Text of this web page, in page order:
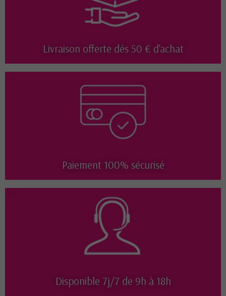
Livraison offerte dés 50 € d'achat
Paiement 100% sécurisé
Disponible 7j/7 de 9h à 18h